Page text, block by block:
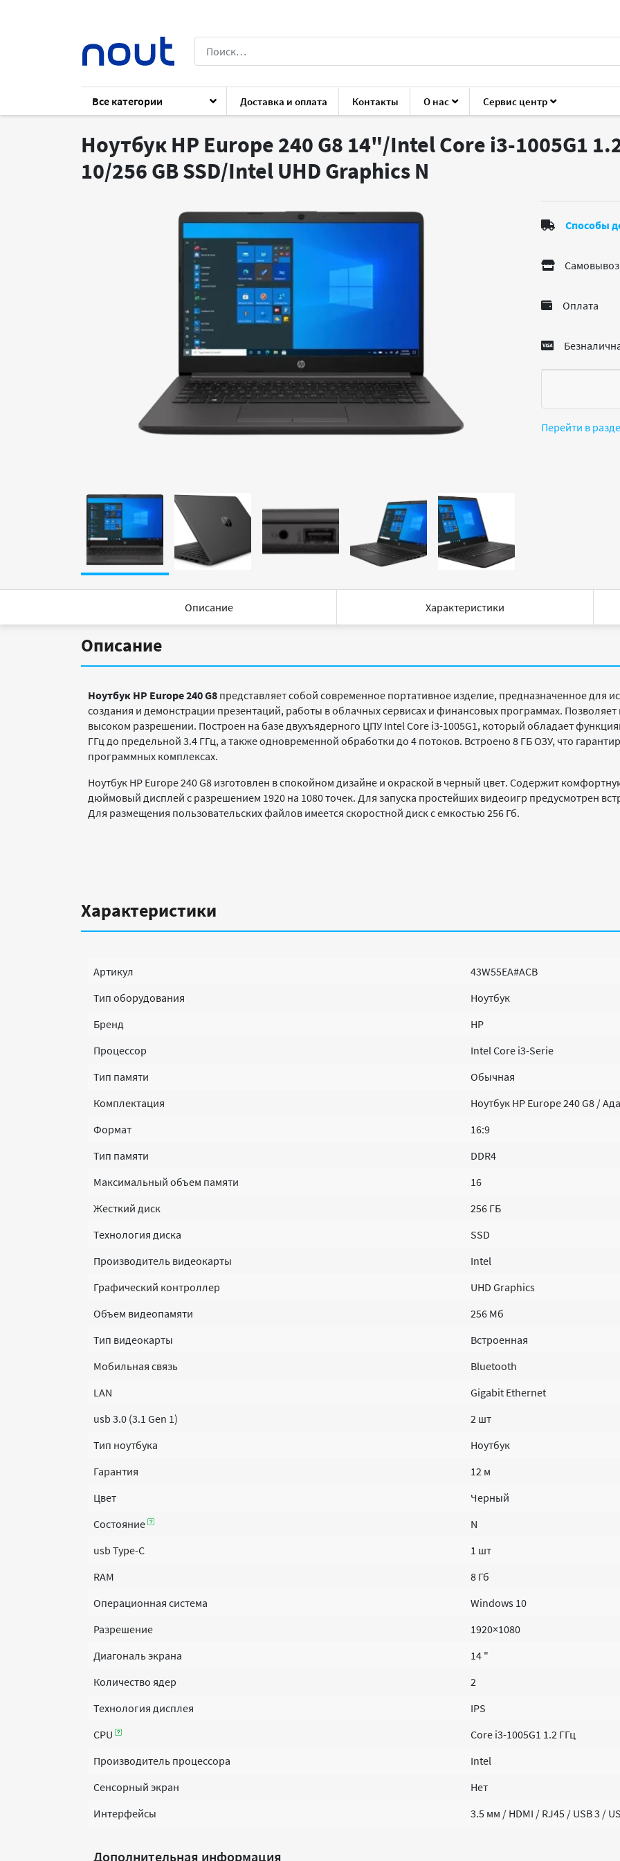
Все категории Доставка и оплата Контакты О нас Сервис центр
Каталог Ноутбуки HP Europe 240 G8
Ноутбук HP Europe 240 G8 14"/Intel Core i3-1005G1
10/256 GB SSD/Intel UHD Graphics N
Способы
Самовывоз
Оплата
Перейти в
Описание Характеристики
Описание
Ноутбук HP Europe 240 G8 представляет собой современное портативное изделие, предназначенное для
создания и демонстрации презентаций, работы в облачных сервисах и финансовых программах.
высоком разрешении. Построен на базе двухъядерного ЦПУ Intel Core i3-1005G1, который обладает
ГГц до предельной 3.4 ГГц, а также одновременной обработки до 4 потоков. Встроено 8 ГБ ОЗУ, что
программных комплексах.
Ноутбук HP Europe 240 G8 изготовлен в спокойном дизайне и окраской в черный цвет. Содержит
дюймовый дисплей с разрешением 1920 на 1080 точек. Для запуска простейших видеоигр предусмотрен
Для размещения пользовательских файлов имеется скоростной диск с емкостью 256 Гб.
Характеристики
Артикул
43W55EA#ACB
Тип оборудования
Ноутбук
Бренд
HP
Процессор
Intel Core i3-Serie
Тип памяти
Обычная
Комплектация
Ноутбук HP Europe 240 G8 /
Формат
16:9
Тип памяти
DDR4
Максимальный объем памяти
16
Жесткий диск
256 ГБ
Технология диска
SSD
Производитель видеокарты
Intel
Графический контроллер
UHD Graphics
Объем видеопамяти
256 Мб
Тип видеокарты
Встроенная
Мобильная связь
Bluetooth
LAN
Gigabit Ethernet
usb 3.0 (3.1 Gen 1)
2 шт
Тип ноутбука
Ноутбук
Гарантия
12 м
Цвет
Черный
Состояние
N
usb Type-C
1 шт
RAM
8 Гб
Операционная система
Windows 10
Разрешение
1920×1080
Диагональ экрана
14 "
Количество ядер
2
Технология дисплея
IPS
CPU
Core i3-1005G1 1.2 ГГц
Производитель процессора
Intel
Сенсорный экран
Нет
Интерфейсы
3.5 мм / HDMI / RJ45 / USB 3 /
Дополнительная информация